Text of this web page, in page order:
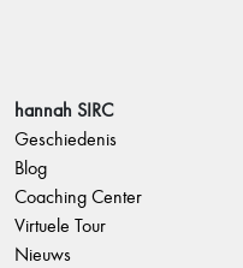
hannah SIRC
Geschiedenis
Blog
Coaching Center
Virtuele Tour
Nieuws